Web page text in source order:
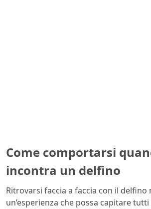
Come comportarsi
incontra un delfino
Ritrovarsi faccia a faccia con il delfino
un’esperienza che possa capitare